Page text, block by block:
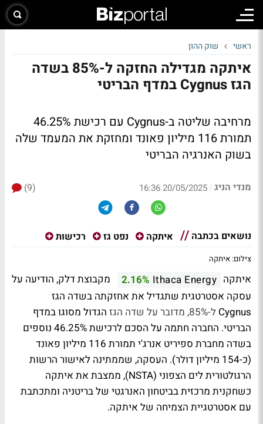
ראשי שוק ההון
איתקה מגדילה החזקה ל-85% בשדה
הגז Cygnus במדף הבריטי
מרחיבה שליטה ב-Cygnus עם רכישת 46.25%
תמורת 116 מיליון פאונד ומחזקת את המעמד שלה
בשוק האנרגיה הבריטי
מנדי הניג |
20/05/2025 16:36
(9)
נושאים בכתבה איתקה נפט גז רכישות
צילום: איתקה
איתקה Ithaca Energy
2.16%
מקבוצת דלק, הודיעה על
עסקה אסטרטגית שתגדיל את אחזקתה בשדה הגז
Cygnus ל-85%, מדובר על שדה הגז
הגדול מסוגו במדף
הבריטי. החברה חתמה על הסכם לרכישת 46.25% נוספים
בשדה מחברת ספיריט אנרג'י תמורת 116 מיליון פאונד
(כ-154 מיליון דולר). העסקה, שממתינה לאישור הרשות
הרגולטורית לים הצפוני (NSTA), ממצבת את איתקה
כשחקנית מרכזית בביטחון האנרגטי של בריטניה ומתכתבת
עם אסטרטגיית הצמיחה של איתקה.